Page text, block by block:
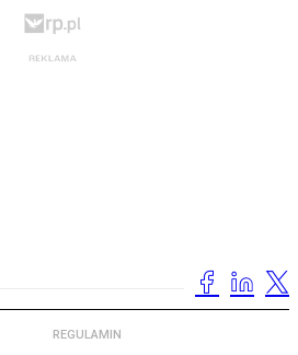
REGULAMIN